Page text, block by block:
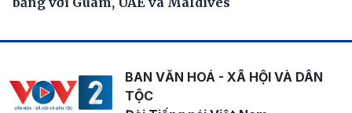
BAN VĂN HOÁ - XÃ HỘI VÀ DÂN
TỘC